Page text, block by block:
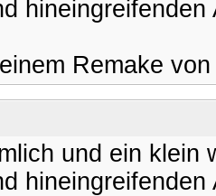
hineingreifenden
Remake
und ein klein
hineingreifenden